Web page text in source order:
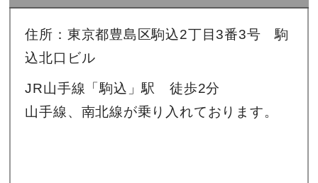
住所：東京都豊島区駒込2丁目3番3号 駒
込北口ビル
JR山手線「駒込」駅 徒歩2分
山手線、南北線が乗り入れております。